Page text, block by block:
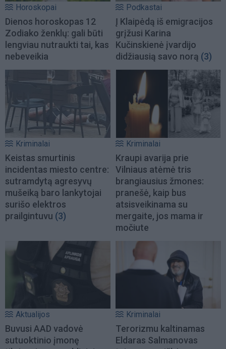
Horoskopai
Dienos horoskopas 12
Zodiako ženklų: gali būti
lengviau nutraukti tai, kas
nebeveikia
Podkastai
Į Klaipėdą iš emigracijos
grįžusi Karina
Kučinskienė įvardijo
didžiausią savo norą (3)
Kriminalai
Keistas smurtinis
incidentas miesto centre:
sutramdytą agresyvų
mušeiką baro lankytojai
surišo elektros
prailgintuvu (3)
Kriminalai
Kraupi avarija prie
Vilniaus atėmė tris
brangiausius žmones:
pranešė, kaip bus
atsisveikinama su
mergaite, jos mama ir
močiute
Aktualijos
Buvusi AAD vadovė
sutuoktinio įmonę
Kriminalai
Terorizmu kaltinamas
Eldaras Salmanovas